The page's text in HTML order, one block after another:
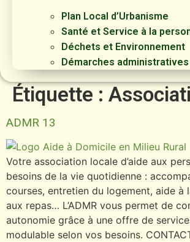
Plan Local d’Urbanisme
Santé et Service à la
Déchets et Environnement
Démarches administratives
Étiquette :
ADMR 13
Votre association locale d’aide aux
besoins de la vie quotidienne :
courses, entretien du logement, aide à
aux repas… L’ADMR vous permet de
autonomie grâce à une offre de
modulable selon vos besoins.